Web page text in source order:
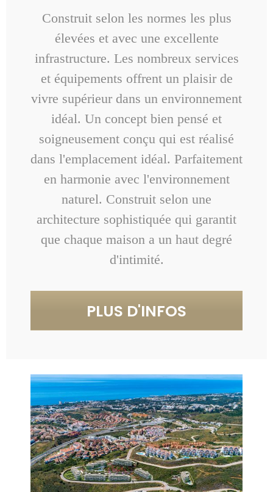
Construit selon les normes les plus
élevées et avec une excellente
infrastructure. Les nombreux services
et équipements offrent un plaisir de
vivre supérieur dans un environnement
idéal. Un concept bien pensé et
soigneusement conçu qui est réalisé
dans l'emplacement idéal. Parfaitement
en harmonie avec l'environnement
naturel. Construit selon une
architecture sophistiquée qui garantit
que chaque maison a un haut degré
d'intimité.
PLUS D'INFOS